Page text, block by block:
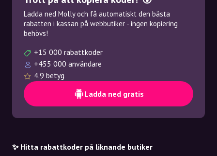
Ladda ned Molly och få automatiskt den bästa
rabatten i kassan på webbutiker - ingen kopiering
behövs!
+15 000 rabattkoder
+455 000 användare
4.9 betyg
Ladda ned gratis
✨ Hitta rabattkoder på liknande butiker